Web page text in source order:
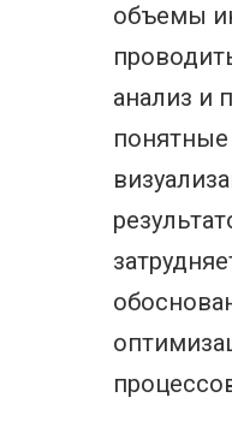
объемы
анализ и